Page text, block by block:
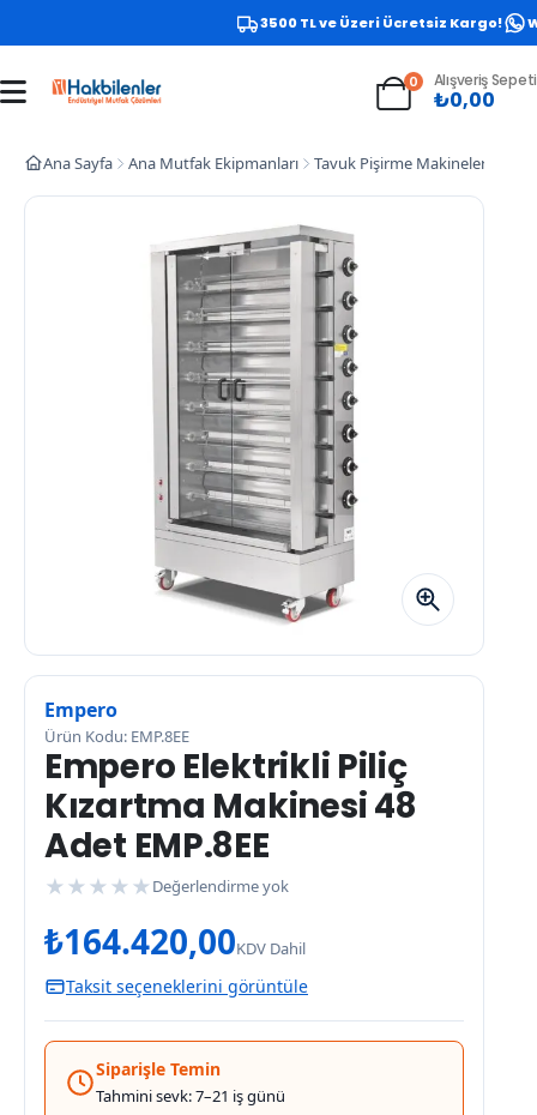
3500 TL ve Üzeri Ücretsiz Kargo!
0 Alışveriş Sepeti
₺0,00
Ana Sayfa Ana Mutfak Ekipmanları Tavuk Pişirme Makineleri
Empero
Ürün Kodu: EMP.8EE
Empero Elektrikli Piliç
Kızartma Makinesi 48
Adet EMP.8EE
★ ★ ★ ★ ★ Değerlendirme yok
₺164.420,00KDV Dahil
Taksit seçeneklerini görüntüle
Siparişle Temin
Tahmini sevk: 7–21 iş günü